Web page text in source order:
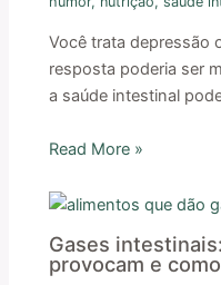
Você trata depressão
resposta poderia ser
a saúde intestinal
Read More »
Gases
provocam e